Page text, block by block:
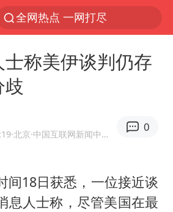
全网热点 一网打尽
称美伊谈判仍存
·北京 ·中国互联网新闻中心（中国网）官方网易号
0
间18日获悉，一位接近谈
息人士称，尽管美国在最